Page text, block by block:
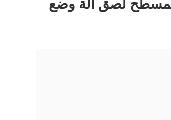
المسطح لصق آلة وضع